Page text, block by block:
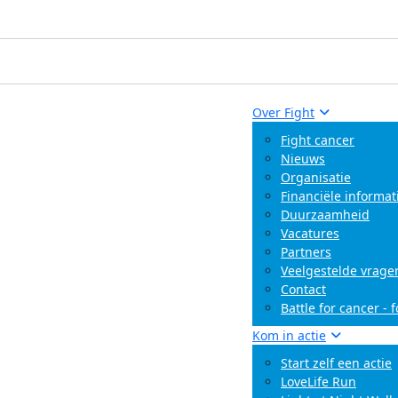
Over Fight
Fight cancer
Nieuws
Organisatie
Financiële
Duurzaamheid
Vacatures
Partners
Veelgestelde
Contact
Battle for cancer -
Kom in actie
Start zelf een actie
LoveLife Run